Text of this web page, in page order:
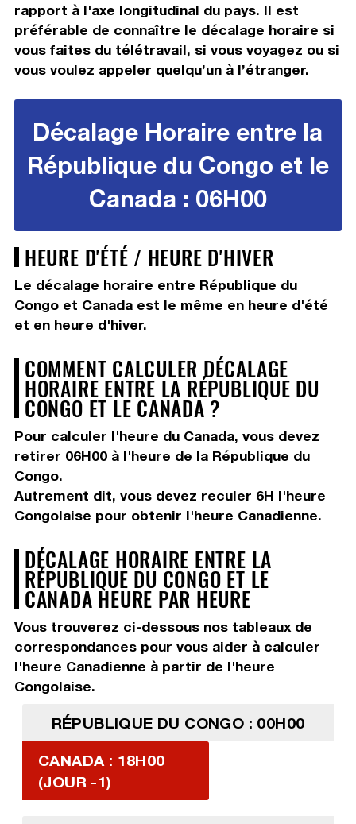
rapport à l'axe longitudinal du pays. Il est
préférable de connaître le décalage horaire si
vous faites du télétravail, si vous voyagez ou si
vous voulez appeler quelqu’un à l’étranger.
Décalage Horaire entre la
République du Congo et le
Canada : 06H00
HEURE D'ÉTÉ / HEURE D'HIVER
Le décalage horaire entre République du
Congo et Canada est le même en heure d'été
et en heure d'hiver.
COMMENT CALCULER DÉCALAGE
HORAIRE ENTRE LA RÉPUBLIQUE DU
CONGO ET LE CANADA ?
Pour calculer l'heure du Canada, vous devez
retirer 06H00à l'heure de la République du
Congo.
Autrement dit, vous devez reculer 6H l'heure
Congolaise pour obtenir l'heure Canadienne.
DÉCALAGE HORAIRE ENTRE LA
RÉPUBLIQUE DU CONGO ET LE
CANADA HEURE PAR HEURE
Vous trouverez ci-dessous nos tableaux de
correspondances pour vous aider à calculer
l'heure Canadienne à partir de l'heure
Congolaise.
RÉPUBLIQUE DU CONGO : 00H00
CANADA : 18H00
(JOUR -1)